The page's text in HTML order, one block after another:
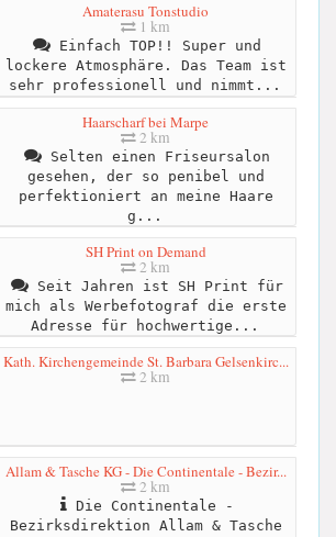
Amaterasu Tonstudio
1 km
Einfach TOP!! Super und
lockere Atmosphäre. Das Team ist
sehr professionell und nimmt...
Haarscharf bei Marpe
2 km
Selten einen Friseursalon
gesehen, der so penibel und
perfektioniert an meine Haare
g...
SH Print on Demand
2 km
Seit Jahren ist SH Print für
mich als Werbefotograf die erste
Adresse für hochwertige...
Kath. Kirchengemeinde St. Barbara Gelsenkirc...
2 km
Allam & Tasche KG - Die Continentale - Bezir...
2 km
Die Continentale -
Bezirksdirektion Allam & Tasche